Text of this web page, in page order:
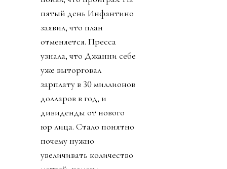
пятый день Инфантино
заявил, что план
отменяется. Пресса
узнала, что Джанни себе
уже выторговал
зарплату в 30 миллионов
долларов в год, и
дивиденды от нового
юр лица. Стало понятно
почему нужно
увеличивать количество